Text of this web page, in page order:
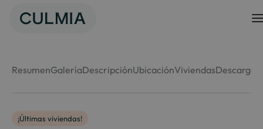
ResumenGaleríaDescripciónUbicaciónViviendasDescargas
¡Últimas viviendas!